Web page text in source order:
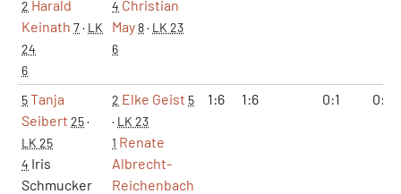
2 Harald
Keinath 7· LK
24
6
4 Christian
May8· LK 23
6
5Tanja
Seibert 25·
LK 25
4 Iris
Schmucker
2 Elke Geist 5
· LK 23
1 Renate
Albrecht-
Reichenbach
1:6 1:6 0:1 0:2